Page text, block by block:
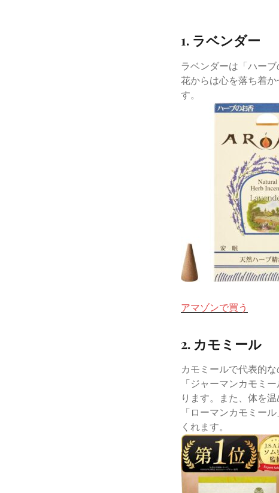
1. ラベンダー
ラベンダーは「ハー
花からは心を落ち着
す。
アマゾンで買う
2. カモミール
カモミールで代表的
「ジャーマンカモミ
ります。また、体を
「ローマンカモミー
くれます。